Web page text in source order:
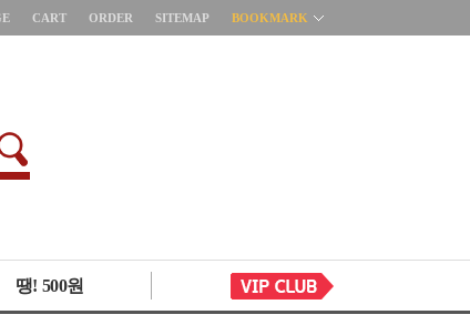
CART ORDER SITEMAP BOOKMARK
땡! 500원